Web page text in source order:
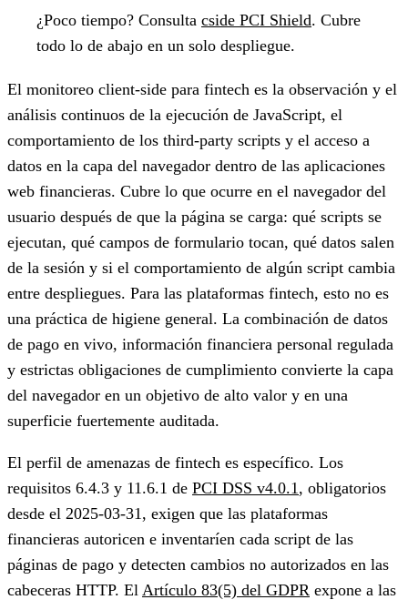
¿Poco tiempo? Consulta cside PCI Shield. Cubre
todo lo de abajo en un solo despliegue.
El monitoreo client-side para fintech es la observación y el
análisis continuos de la ejecución de JavaScript, el
comportamiento de los third-party scripts y el acceso a
datos en la capa del navegador dentro de las aplicaciones
web financieras. Cubre lo que ocurre en el navegador del
usuario después de que la página se carga: qué scripts se
ejecutan, qué campos de formulario tocan, qué datos salen
de la sesión y si el comportamiento de algún script cambia
entre despliegues. Para las plataformas fintech, esto no es
una práctica de higiene general. La combinación de datos
de pago en vivo, información financiera personal regulada
y estrictas obligaciones de cumplimiento convierte la capa
del navegador en un objetivo de alto valor y en una
superficie fuertemente auditada.
El perfil de amenazas de fintech es específico. Los
requisitos 6.4.3 y 11.6.1 de PCI DSS v4.0.1 , obligatorios
desde el 2025-03-31, exigen que las plataformas
financieras autoricen e inventaríen cada script de las
páginas de pago y detecten cambios no autorizados en las
cabeceras HTTP. El Artículo 83(5) del GDPR expone a las